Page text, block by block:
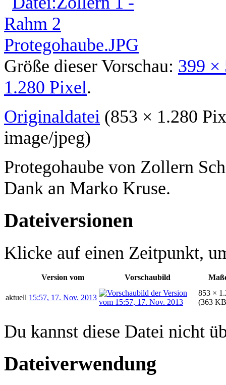
Größe dieser Vorschau: 399 ×
1.280 Pixel.
Originaldatei (853 × 1.280
image/jpeg)
Protegohaube von Zollern
Dank an Marko Kruse.
Dateiversionen
Klicke auf einen Zeitpunkt,
Version vom Vorschaubild
aktuell 15:57, 17. Nov. 2013
853 ×
(363
Du kannst diese Datei nicht
Dateiverwendung